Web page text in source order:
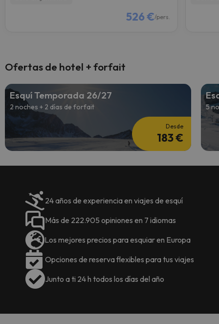
526 €/pers.
Ofertas de hotel + forfait
Esquí Temporada 26/27
2 noches + 2 días de forfait
Desde
183 €
5
24 años de experiencia en viajes de esquí
Más de 222.905 opiniones en 7 idiomas
Los mejores precios para esquiar en Europa
Opciones de reserva flexibles para tus viajes
Junto a ti 24 h todos los días del año